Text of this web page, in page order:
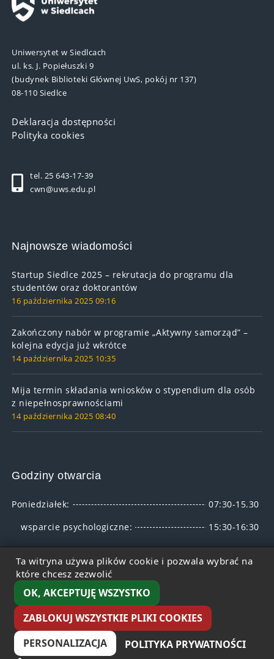
Ta witryna używa plików cookie i pozwala wybrać na
które chcesz zezwolić
OK, AKCEPTUJĘ WSZYSTKO
ZABLOKUJ WSZYSTKIE PLIKI COOKIES
PERSONALIZACJA
POLITYKA PRYWATNOŚCI
Uniwersytet w Siedlcach
ul. ks. J. Popiełuszki 9
(budynek Biblioteki Głównej UwS, pokój nr 137)
08-110 Siedlce
Deklaracja dostępności
Polityka cookies
tel. 25 643-17-39
cwn@uws.edu.pl
Najnowsze wiadomości
Startup Siedlce 2025 – rekrutacja do programu dla
studentów oraz doktorantów
16 października 2025 09:16
Zakończony nabór w programie „Aktywny samorząd” –
kolejna edycja już wkrótce
14 października 2025 10:35
Mija termin składania wniosków o stypendium dla osób
z niepełnosprawnościami
14 października 2025 08:40
Godziny otwarcia
Poniedziałek:
07:30-15.30
wsparcie psychologiczne:
15:30-16:30
Środa:
Czwartek:
Piątek:
Sobota:
08:00-15.00